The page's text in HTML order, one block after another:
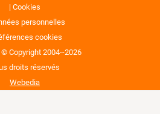
Cookies
personnelles
cookies
© Copyright 2004--2026
droits réservés
Webedia